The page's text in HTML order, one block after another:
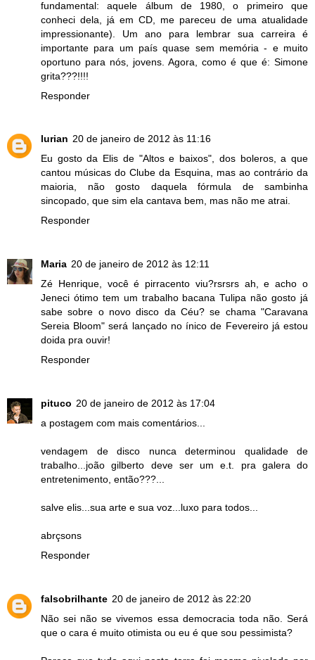
fundamental: aquele álbum de 1980, o primeiro que
conheci dela, já em CD, me pareceu de uma atualidade
impressionante). Um ano para lembrar sua carreira é
importante para um país quase sem memória - e muito
oportuno para nós, jovens. Agora, como é que é: Simone
grita???!!!!
Responder
lurian 20 de janeiro de 2012 às 11:16
Eu gosto da Elis de "Altos e baixos", dos boleros, a que
cantou músicas do Clube da Esquina, mas ao contrário da
maioria, não gosto daquela fórmula de sambinha
sincopado, que sim ela cantava bem, mas não me atrai.
Responder
Maria 20 de janeiro de 2012 às 12:11
Zé Henrique, você é pirracento viu?rsrsrs ah, e acho o
Jeneci ótimo tem um trabalho bacana Tulipa não gosto já
sabe sobre o novo disco da Céu? se chama "Caravana
Sereia Bloom" será lançado no ínico de Fevereiro já estou
doida pra ouvir!
Responder
pituco 20 de janeiro de 2012 às 17:04
a postagem com mais comentários...
vendagem de disco nunca determinou qualidade de
trabalho...joão gilberto deve ser um e.t. pra galera do
entretenimento, então???...
salve elis...sua arte e sua voz...luxo para todos...
abrçsons
Responder
falsobrilhante 20 de janeiro de 2012 às 22:20
Não sei não se vivemos essa democracia toda não. Será
que o cara é muito otimista ou eu é que sou pessimista?